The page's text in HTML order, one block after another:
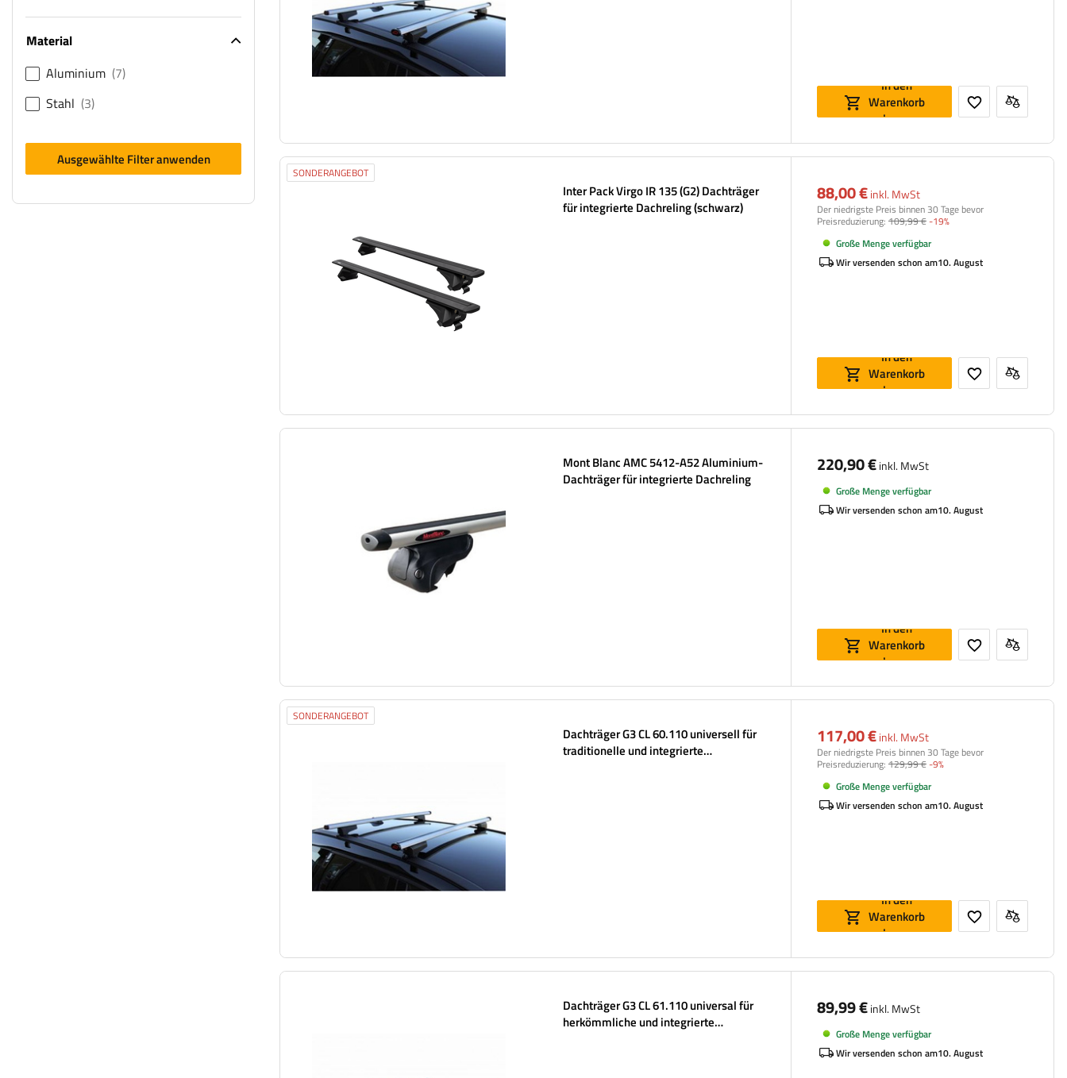
Material
Aluminium 7
Stahl 3
Ausgewählte Filter anwenden
In den
Warenkorb
legen
SONDERANGEBOT
Inter Pack Virgo IR 135 (G2) Dachträger
für integrierte Dachreling (schwarz)
88,00 €inkl. MwSt
Der niedrigste Preis binnen 30 Tage bevor
Preisreduzierung: 109,99 €-19%
Große Menge verfügbar
Wir versenden schon am10. August
In den
Warenkorb
legen
Mont Blanc AMC 5412-A52 Aluminium-
Dachträger für integrierte Dachreling
220,90 €inkl. MwSt
Große Menge verfügbar
Wir versenden schon am10. August
In den
Warenkorb
legen
SONDERANGEBOT
Dachträger G3 CL 60.110 universell für
traditionelle und integrierte
117,00 €inkl. MwSt
Der niedrigste Preis binnen 30 Tage bevor
Preisreduzierung: 129,99 €-9%
Große Menge verfügbar
Wir versenden schon am10. August
In den
Warenkorb
legen
Dachträger G3 CL 61.110 universal für
herkömmliche und integrierte
89,99 €inkl. MwSt
Große Menge verfügbar
Wir versenden schon am10. August